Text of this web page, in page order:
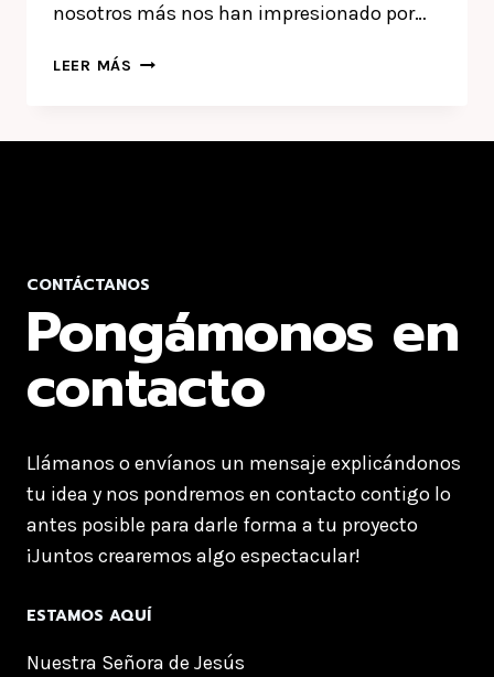
nosotros más nos han impresionado por…
LEER MÁS LOS
CONTÁCTANOS
Pongámonos en
contacto
Llámanos o envíanos un mensaje explicándonos
tu idea y nos pondremos en contacto contigo lo
antes posible para darle forma a tu proyecto
¡Juntos crearemos algo espectacular!
ESTAMOS AQUÍ
Nuestra Señora de Jesús